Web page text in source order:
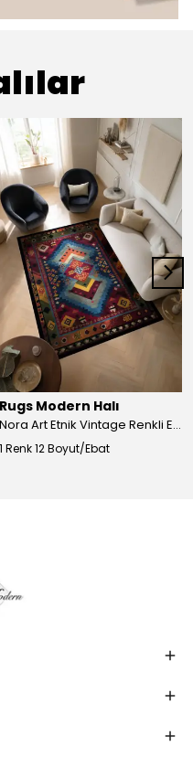
Rugs Modern Halı
Nora Art Etnik Vintage Renkli Eskitme Dokuma Taban Dekoratif Salon Halısı 63
1 Renk 12 Boyut/Ebat